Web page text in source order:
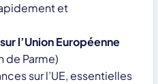
et
l’Union Européenne
de Parme)
sur l’UE, essentielles